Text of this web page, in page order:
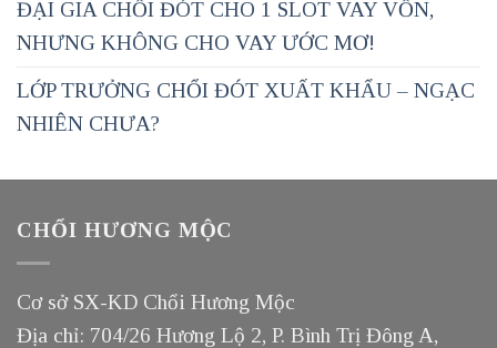
ĐẠI GIA CHỔI ĐÓT CHO 1 SLOT VAY VỐN,
NHƯNG KHÔNG CHO VAY ƯỚC MƠ!
LỚP TRƯỞNG CHỔI ĐÓT XUẤT KHẨU – NGẠC
NHIÊN CHƯA?
CHỔI HƯƠNG MỘC
Cơ sở SX-KD Chổi Hương Mộc
Địa chỉ: 704/26 Hương Lộ 2, P. Bình Trị Đông A,